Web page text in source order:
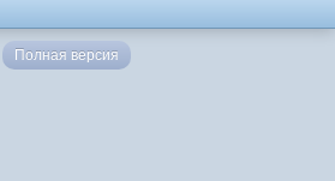
Полная версия